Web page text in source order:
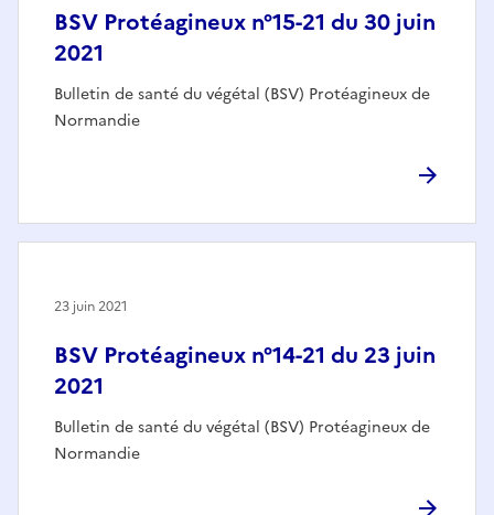
BSV Protéagineux n°15-21 du 30 juin
2021
Bulletin de santé du végétal (BSV) Protéagineux de
Normandie
BSV Protéagineux n°14-21 du 23 juin
2021
Bulletin de santé du végétal (BSV) Protéagineux de
Normandie
23 juin 2021